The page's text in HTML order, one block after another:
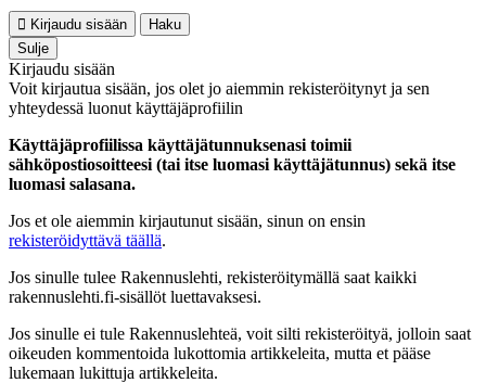
Kirjaudu sisään
Haku
Sulje
Kirjaudu sisään
Voit kirjautua sisään, jos olet jo aiemmin rekisteröitynyt ja sen
yhteydessä luonut käyttäjäprofiilin
Käyttäjäprofiilissa käyttäjätunnuksenasi toimii
sähköpostiosoitteesi (tai itse luomasi käyttäjätunnus) sekä itse
luomasi salasana.
Jos et ole aiemmin kirjautunut sisään, sinun on ensin
rekisteröidyttävä täällä.
Jos sinulle tulee Rakennuslehti, rekisteröitymällä saat kaikki
rakennuslehti.fi-sisällöt luettavaksesi.
Jos sinulle ei tule Rakennuslehteä, voit silti rekisteröityä, jolloin saat
oikeuden kommentoida lukottomia artikkeleita, mutta et pääse
lukemaan lukittuja artikkeleita.